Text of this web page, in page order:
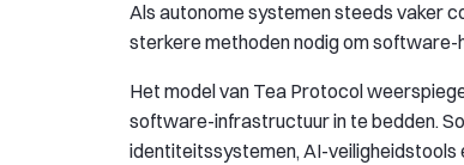
Als autonome systemen steeds vaker
sterkere methoden nodig om
Het model van Tea Protocol
software-infrastructuur in te bedden.
identiteitssystemen, AI-